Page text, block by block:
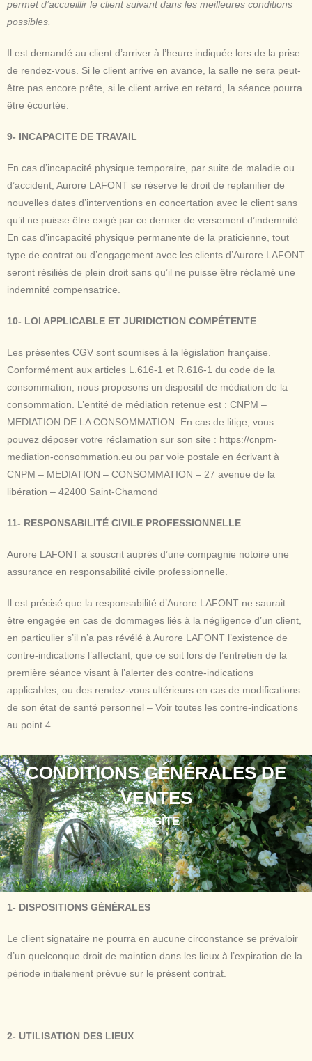
permet d’accueillir le client suivant dans les meilleures conditions
possibles.
Il est demandé au client d’arriver à l’heure indiquée lors de la prise
de rendez-vous. Si le client arrive en avance, la salle ne sera peut-
être pas encore prête, si le client arrive en retard, la séance pourra
être écourtée.
9- INCAPACITE DE TRAVAIL
En cas d’incapacité physique temporaire, par suite de maladie ou
d’accident, Aurore LAFONT se réserve le droit de replanifier de
nouvelles dates d’interventions en concertation avec le client sans
qu’il ne puisse être exigé par ce dernier de versement d’indemnité.
En cas d’incapacité physique permanente de la praticienne, tout
type de contrat ou d’engagement avec les clients d’Aurore LAFONT
seront résiliés de plein droit sans qu’il ne puisse être réclamé une
indemnité compensatrice.
10- LOI APPLICABLE ET JURIDICTION COMPÉTENTE
Les présentes CGV sont soumises à la législation française.
Conformément aux articles L.616-1 et R.616-1 du code de la
consommation, nous proposons un dispositif de médiation de la
consommation. L’entité de médiation retenue est : CNPM –
MEDIATION DE LA CONSOMMATION. En cas de litige, vous
pouvez déposer votre réclamation sur son site : https://cnpm-
mediation-consommation.eu ou par voie postale en écrivant à
CNPM – MEDIATION – CONSOMMATION – 27 avenue de la
libération – 42400 Saint-Chamond
11- RESPONSABILITÉ CIVILE PROFESSIONNELLE
Aurore LAFONT a souscrit auprès d’une compagnie notoire une
assurance en responsabilité civile professionnelle.
Il est précisé que la responsabilité d’Aurore LAFONT ne saurait
être engagée en cas de dommages liés à la négligence d’un client,
en particulier s’il n’a pas révélé à Aurore LAFONT l’existence de
contre-indications l’affectant, que ce soit lors de l’entretien de la
première séance visant à l’alerter des contre-indications
applicables, ou des rendez-vous ultérieurs en cas de modifications
de son état de santé personnel – Voir toutes les contre-indications
au point 4.
CONDITIONS GÉNÉRALES DE
VENTES
DU GÎTE
1- DISPOSITIONS GÉNÉRALES
Le client signataire ne pourra en aucune circonstance se prévaloir
d’un quelconque droit de maintien dans les lieux à l’expiration de la
période initialement prévue sur le présent contrat.
2- UTILISATION DES LIEUX